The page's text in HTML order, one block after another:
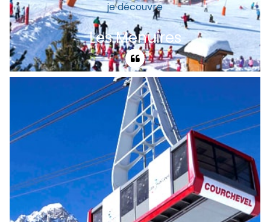
Les Menuires
Au coeur de la Savoie, la station
olympique des Menuires offre un
domaine skiable exceptionnel au coeur
des 3 Vallées avec 600 km de pistes et
200 remontées mécaniques, un
hébergement diversifié.
je découvre